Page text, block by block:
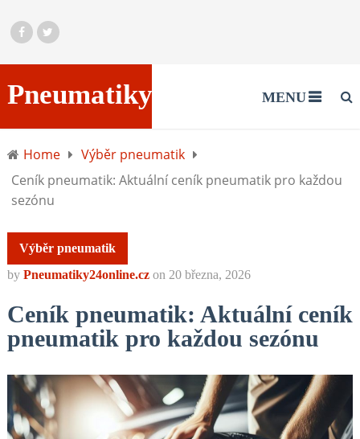
Pneumatiky24online.cz
MENU
Home
Výběr pneumatik
Ceník pneumatik: Aktuální ceník pneumatik pro každou
sezónu
Výběr pneumatik
by Pneumatiky24online.cz on 20 března, 2026
Ceník pneumatik: Aktuální ceník
pneumatik pro každou sezónu